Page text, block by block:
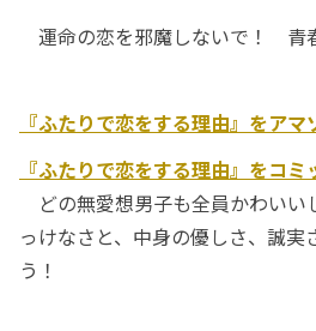
運命の恋を邪魔しないで！ 青
『ふたりで恋をする理由』をアマ
『ふたりで恋をする理由』をコ
どの無愛想男子も全員かわいい
っけなさと、中身の優しさ、誠実
う！